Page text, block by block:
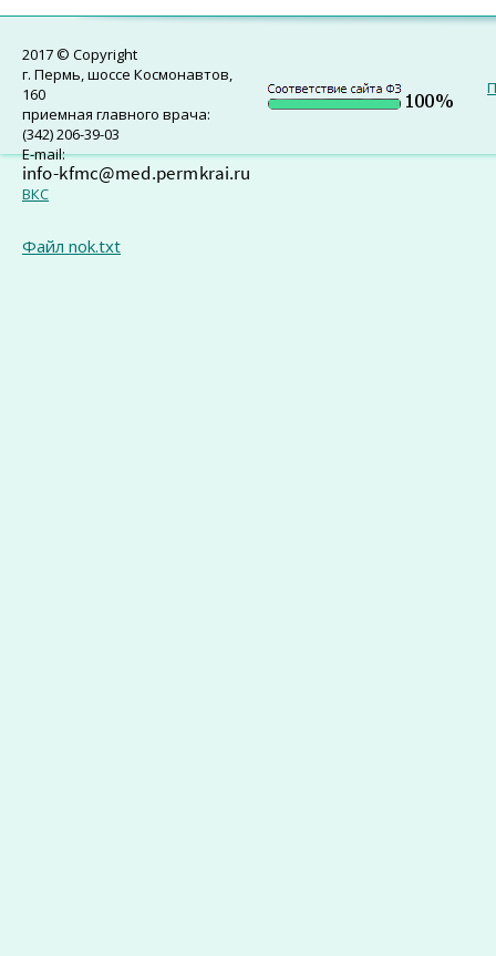
2017 © Copyright
г. Пермь, шоссе Космонавтов,
160
приемная главного врача:
(342) 206-39-03
E-mail:
ВКС
Файл nok.txt